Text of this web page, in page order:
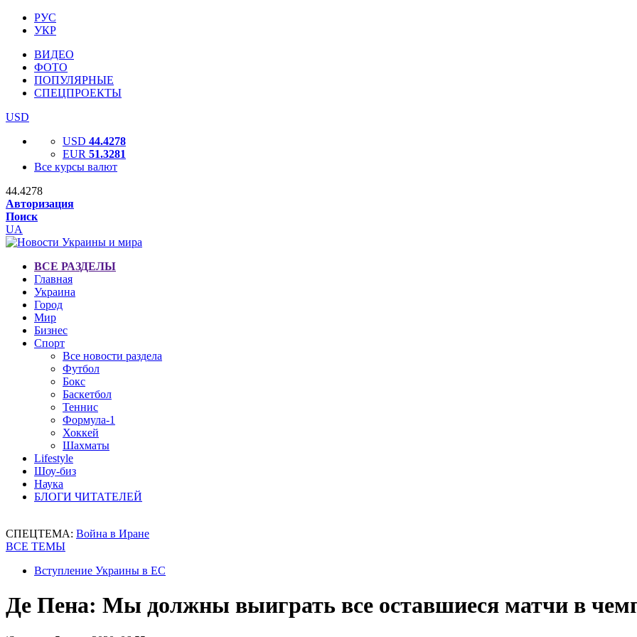
РУС
УКР
ВИДЕО
ФОТО
ПОПУЛЯРНЫЕ
СПЕЦПРОЕКТЫ
USD
USD 44.4278
EUR 51.3281
Все курсы валют
44.4278
Авторизация
Поиск
UA
ВСЕ РАЗДЕЛЫ
Главная
Украина
Город
Мир
Бизнес
Спорт
Все новости раздела
Футбол
Бокс
Баскетбол
Теннис
Формула-1
Хоккей
Шахматы
Lifestyle
Шоу-биз
Наука
БЛОГИ ЧИТАТЕЛЕЙ
СПЕЦТЕМА: Война в Иране
ВСЕ ТЕМЫ
Вступление Украины в ЕС
Де Пена: Мы должны выиграть все оставшиеся матчи в